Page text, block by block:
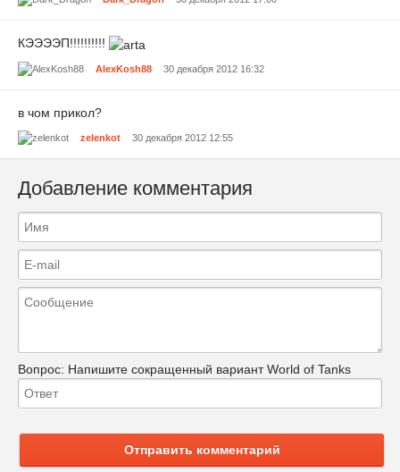
КЭЭЭЭП!!!!!!!!!!
AlexKosh88 30 декабря 2012 16:32
в чом прикол?
zelenkot 30 декабря 2012 12:55
Добавление комментария
Вопрос: Напишите сокращенный вариант World of Tanks
Отправить комментарий